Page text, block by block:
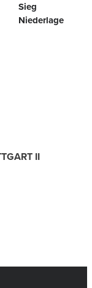
Sieg
Niederlage
II